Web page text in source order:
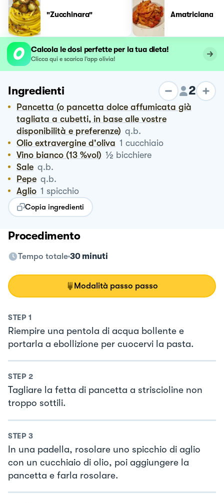
"Zucchinara" Amatriciana
Calcola le dosi perfette per la tua dieta!
Clicca qui e scarica l’app olivia!
Ingredienti 2
Pancetta (o pancetta dolce affumicata già
tagliata a cubetti, in base alle vostre
disponibilità e preferenze) q.b.
Olio extravergine d'oliva 1 cucchiaio
Vino bianco (13 %vol) ½ bicchiere
Sale q.b.
Pepe q.b.
Aglio 1 spicchio
Copia ingredienti
Procedimento
Tempo totale 30 minuti
Modalità passo passo
STEP 1
Riempire una pentola di acqua bollente e
portarla a ebollizione per cuocervi la pasta.
STEP 2
Tagliare la fetta di pancetta a striscioline non
troppo sottili.
STEP 3
In una padella, rosolare uno spicchio di aglio
con un cucchiaio di olio, poi aggiungere la
pancetta e farla rosolare.